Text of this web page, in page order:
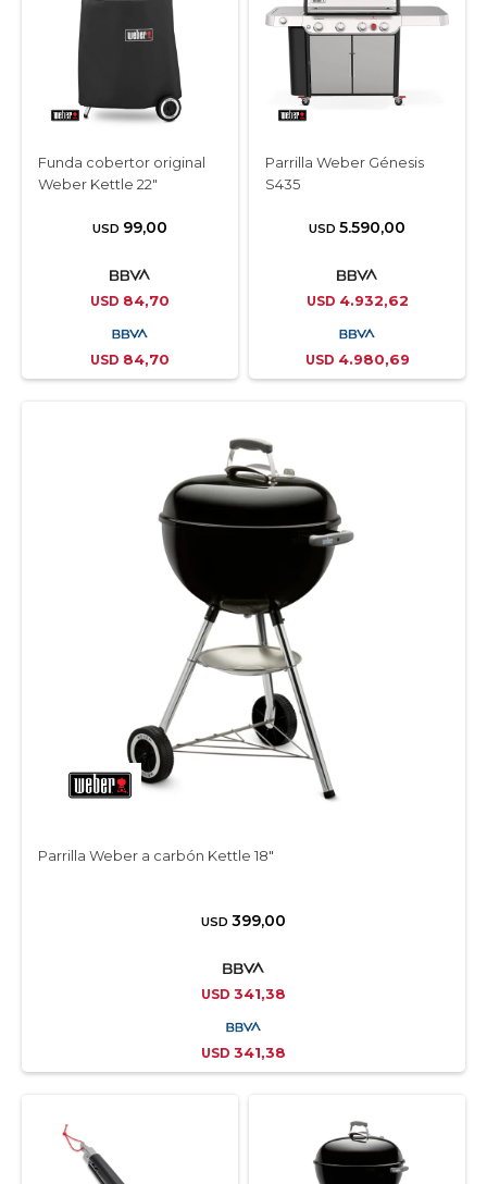
Funda cobertor original
Weber Kettle 22"
USD 99,00
USD 84,70
USD 84,70
Parrilla Weber Génesis
S435
USD 5.590,00
USD 4.932,62
USD 4.980,69
Parrilla Weber a carbón Kettle 18″
USD 399,00
USD 341,38
USD 341,38